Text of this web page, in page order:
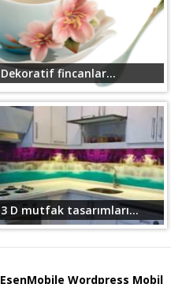
Dekoratif fincanlar...
3 D mutfak tasarımları...
EsenMobile Wordpress Mobil